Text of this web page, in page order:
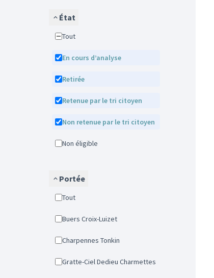
État
Tout
En cours d’analyse
Retirée
Retenue par le tri citoyen
Non retenue par le tri citoyen
Non éligible
Portée
Tout
Buers Croix-Luizet
Charpennes Tonkin
Gratte-Ciel Dedieu Charmettes